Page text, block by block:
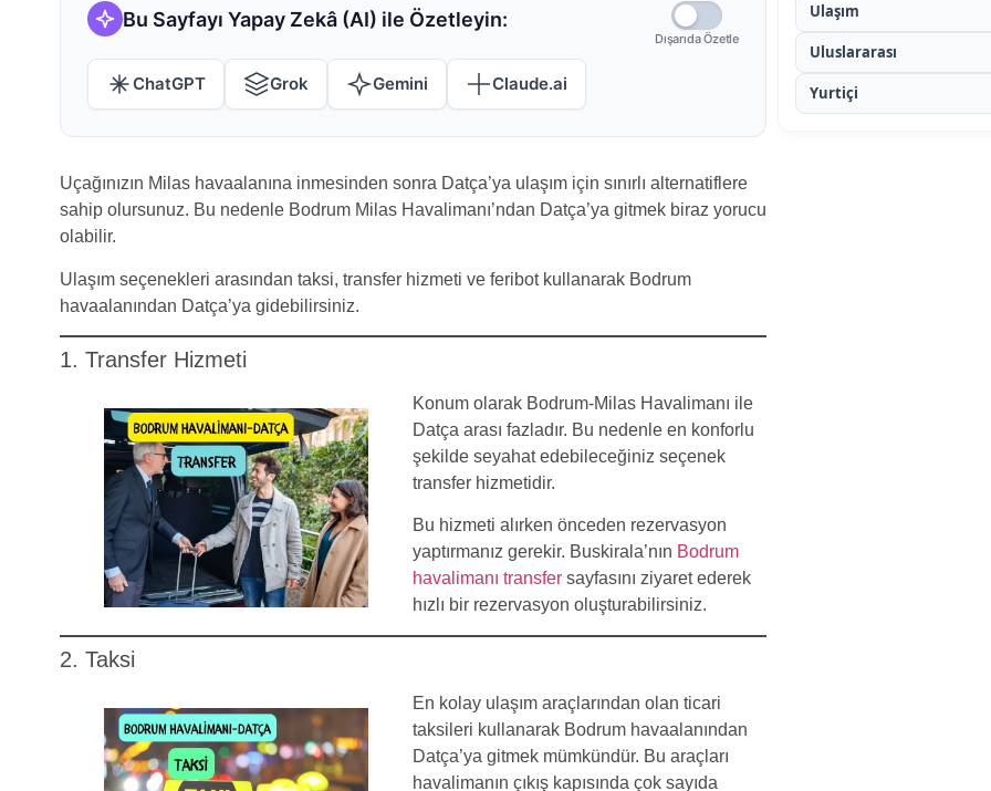
Dışarıda Özetle
Bu Sayfayı Yapay Zekâ (AI) ile Özetleyin:
ChatGPT Grok Gemini Claude.ai
Uçağınızın Milas havaalanına inmesinden sonra Datça’ya ulaşım için sınırlı alternatiflere
sahip olursunuz. Bu nedenle Bodrum Milas Havalimanı’ndan Datça’ya gitmek biraz yorucu
olabilir.
Ulaşım seçenekleri arasından taksi, transfer hizmeti ve feribot kullanarak Bodrum
havaalanından Datça’ya gidebilirsiniz.
1. Transfer Hizmeti
Konum olarak Bodrum-Milas Havalimanı ile
Datça arası fazladır. Bu nedenle en konforlu
şekilde seyahat edebileceğiniz seçenek
transfer hizmetidir.
Bu hizmeti alırken önceden rezervasyon
yaptırmanız gerekir. Buskirala’nın Bodrum
havalimanı transfer sayfasını ziyaret ederek
hızlı bir rezervasyon oluşturabilirsiniz.
2. Taksi
En kolay ulaşım araçlarından olan ticari
taksileri kullanarak Bodrum havaalanından
Datça’ya gitmek mümkündür. Bu araçları
havalimanın çıkış kapısında çok sayıda
Ulaşım
Uluslararası
Yurtiçi